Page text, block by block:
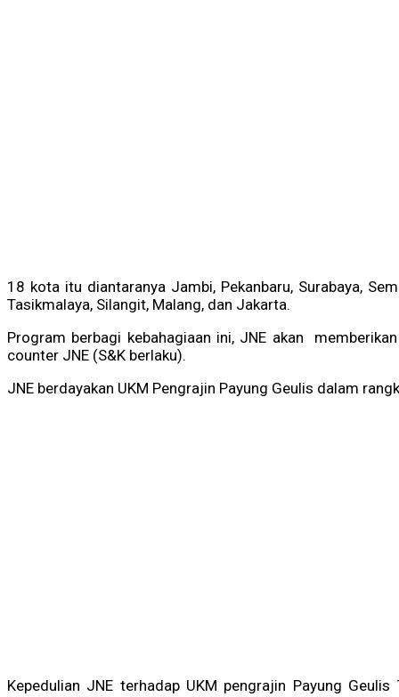
18 kota itu diantaranya Jambi, Pekanbaru, Surabaya,
Tasikmalaya, Silangit, Malang, dan Jakarta.
Program berbagi kebahagiaan ini, JNE akan
counter JNE (S&K berlaku).
JNE berdayakan UKM Pengrajin Payung Geulis dalam
Kepedulian JNE terhadap UKM pengrajin Payung